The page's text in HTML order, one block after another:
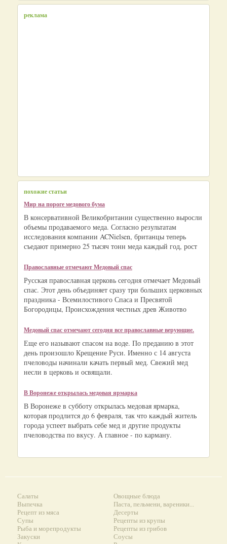
реклама
похожие статьи
Мир на пороге медового бума
В консервативной Великобритании существенно выросли
объемы продаваемого меда. Согласно результатам
исследования компании ACNielsen, британцы теперь
съедают примерно 25 тысяч тонн меда каждый год, рост
Православные отмечают Медовый спас
Русская православная церковь сегодня отмечает Медовый
спас. Этот день объединяет сразу три больших церковных
праздника - Всемилостивого Спаса и Пресвятой
Богородицы, Происхождения честных древ Животво
Медовый спас отмечают сегодня все православные верующие.
Еще его называют спасом на воде. По преданию в этот
день произошло Крещение Руси. Именно с 14 августа
пчеловоды начинали качать первый мед. Свежий мед
несли в церковь и освящали.
В Воронеже открылась медовая ярмарка
В Воронеже в субботу открылась медовая ярмарка,
которая продлится до 6 февраля, так что каждый житель
города успеет выбрать себе мед и другие продукты
пчеловодства по вкусу. А главное - по карману.
Салаты
Выпечка
Рецепт из мяса
Супы
Рыба и морепродукты
Закуски
Овощные блюда
Паста, пельмени, вареники...
Десерты
Рецепты из крупы
Рецепты из грибов
Соусы